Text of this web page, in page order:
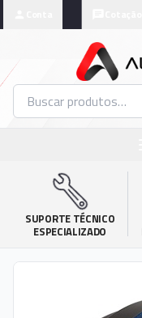
SUPORTE TÉCNICO
ESPECIALIZADO